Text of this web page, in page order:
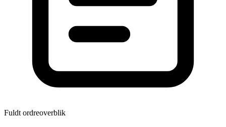
Fuldt ordreoverblik